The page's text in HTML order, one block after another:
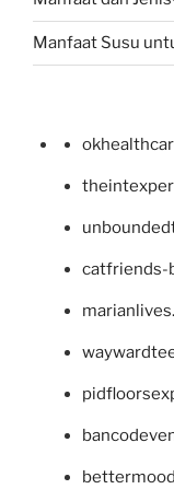
Manfaat Susu
catfriends-